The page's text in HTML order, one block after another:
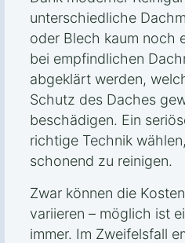
unterschiedliche
oder Blech kaum noch
bei empfindlichen
abgeklärt werden,
Schutz des Daches
beschädigen. Ein
richtige Technik
schonend zu reinigen.
Zwar können die
variieren – möglich ist
immer. Im Zweifelsfall